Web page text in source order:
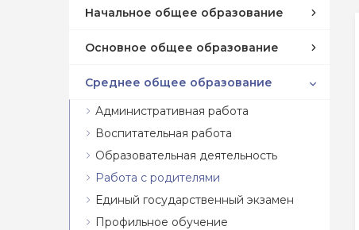
Начальное общее образование
Основное общее образование
Среднее общее образование
Административная работа
Воспитательная работа
Образовательная деятельность
Работа с родителями
Единый государственный экзамен
Профильное обучение